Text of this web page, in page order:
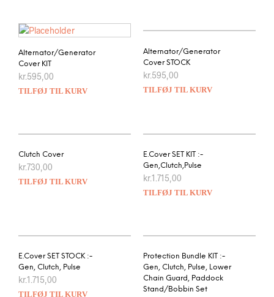
Alternator/Generator
Cover KIT
kr.595,00
TILFØJ TIL KURV
Alternator/Generator
Cover STOCK
kr.595,00
TILFØJ TIL KURV
Clutch Cover
kr.730,00
TILFØJ TIL KURV
E.Cover SET KIT :-
Gen,Clutch,Pulse
kr.1.715,00
TILFØJ TIL KURV
E.Cover SET STOCK :-
Gen, Clutch, Pulse
kr.1.715,00
TILFØJ TIL KURV
Protection Bundle KIT :-
Gen, Clutch, Pulse, Lower
Chain Guard, Paddock
Stand/Bobbin Set